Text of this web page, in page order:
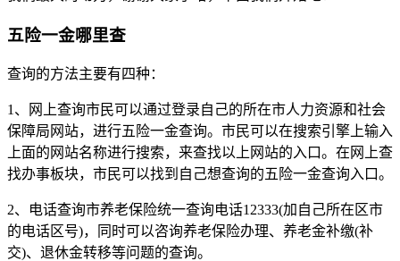
五险一金哪里查
查询的方法主要有四种：
1、网上查询市民可以通过登录自己的所在市人力资源和社会
保障局网站，进行五险一金查询。市民可以在搜索引擎上输入
上面的网站名称进行搜索，来查找以上网站的入口。在网上查
找办事板块，市民可以找到自己想查询的五险一金查询入口。
2、电话查询市养老保险统一查询电话12333(加自己所在区市
的电话区号)，同时可以咨询养老保险办理、养老金补缴(补
交)、退休金转移等问题的查询。